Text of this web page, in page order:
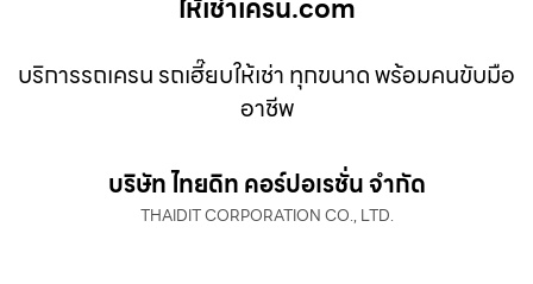
ให้เช่าเครน.com
บริการรถเครน รถเฮี๊ยบให้เช่า ทุกขนาด พร้อมคนขับมือ
อาชีพ
บริษัท ไทยดิท คอร์ปอเรชั่น จำกัด
THAIDIT CORPORATION CO., LTD.